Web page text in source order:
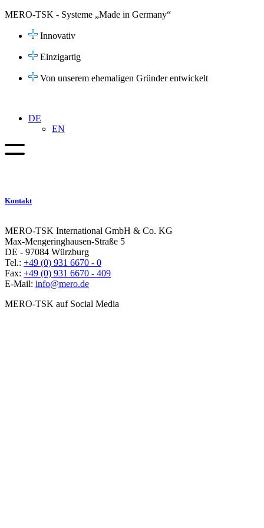
Zum
springen
MERO-TSK - Systeme „Made in Germany“
Innovativ
Einzigartig
Von unserem ehemaligen Gründer entwickelt
DE
EN
Kontakt
MERO-TSK International GmbH & Co. KG
Max-Mengeringhausen-Straße 5
DE - 97084 Würzburg
Tel.: +49 (0) 931 6670 - 0
Fax: +49 (0) 931 6670 - 409
E-Mail: info@mero.de
MERO-TSK auf Social Media